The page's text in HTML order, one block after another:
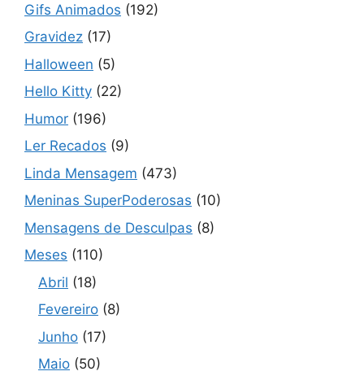
Gifs Animados (192)
Gravidez (17)
Halloween (5)
Hello Kitty (22)
Humor (196)
Ler Recados (9)
Linda Mensagem (473)
Meninas SuperPoderosas (10)
Mensagens de Desculpas (8)
Meses (110)
Abril (18)
Fevereiro (8)
Junho (17)
Maio (50)